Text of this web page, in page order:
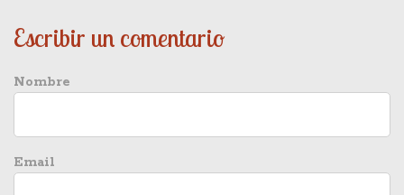
Escribir un comentario
Nombre
Email